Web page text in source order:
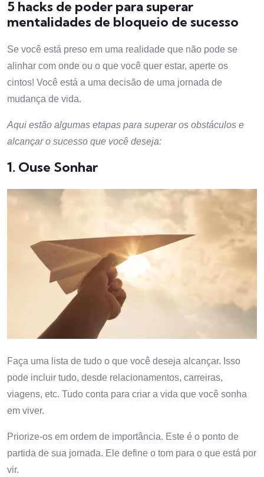
5 hacks de poder para superar
mentalidades de bloqueio de sucesso
Se você está preso em uma realidade que não pode se
alinhar com onde ou o que você quer estar, aperte os
cintos! Você está a uma decisão de uma jornada de
mudança de vida.
Aqui estão algumas etapas para superar os obstáculos e
alcançar o sucesso que você deseja:
1. Ouse Sonhar
Faça uma lista de tudo o que você deseja alcançar. Isso
pode incluir tudo, desde relacionamentos, carreiras,
viagens, etc. Tudo conta para criar a vida que você sonha
em viver.
Priorize-os em ordem de importância. Este é o ponto de
partida de sua jornada. Ele define o tom para o que está por
vir.